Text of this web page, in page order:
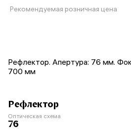
Рекомендуемая розничная цена
Рефлектор. Апертура: 76 мм.
700 мм
Рефлектор
Оптическая схема
76